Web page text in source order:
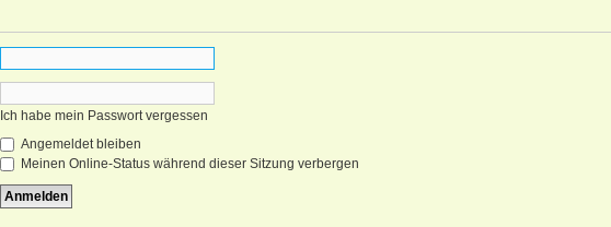
Ich habe mein Passwort vergessen
Angemeldet bleiben
Meinen Online-Status während dieser Sitzung verbergen